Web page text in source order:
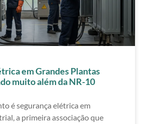
em Grandes Plantas
muito além da NR-10
é segurança elétrica em
a primeira associação que